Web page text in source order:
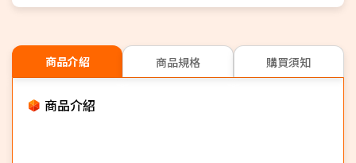
商品介紹 商品規格 購買須知
商品介紹